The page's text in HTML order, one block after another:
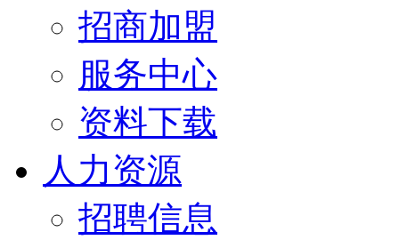
招商加盟
服务中心
资料下载
人力资源
招聘信息